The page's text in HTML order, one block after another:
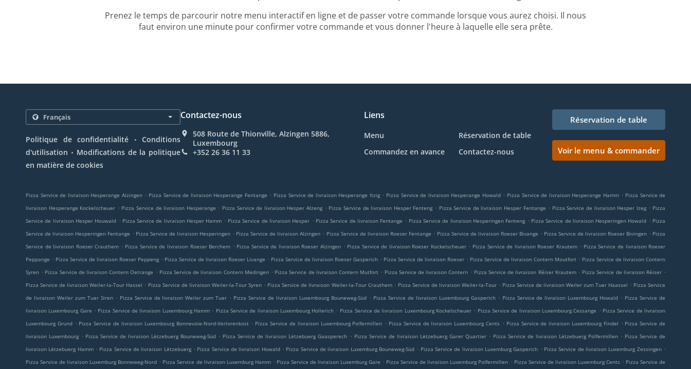
Prenez le temps de parcourir notre menu interactif en ligne et de passer votre commande lorsque vous aurez choisi. Il nous
faut environ une minute pour confirmer votre commande et vous donner l'heure à laquelle elle sera prête.
Politique de confidentialité . Conditions
d'utilisation . Modifications de la politique
en matière de cookies
Contactez-nous
508 Route de Thionville, Alzingen 5886,
Luxembourg
+352 26 36 11 33
Liens
Menu
Réservation de table
Commandez en avance
Contactez-nous
Réservation de table
Voir le menu & commander
Pizza Service de livraison Hesperange Alzingen . Pizza Service de livraison Hesperange Fentange . Pizza Service de livraison Hesperange Itzig . Pizza Service de livraison Hesperange Howald . Pizza Service de livraison Hesperange Hamm . Pizza Service de
livraison Hesperange Kockelscheuer . Pizza Service de livraison Hesperange . Pizza Service de livraison Hesper Alzeng . Pizza Service de livraison Hesper Fenteng . Pizza Service de livraison Hesper Fentange . Pizza Service de livraison Hesper Izeg . Pizza
Service de livraison Hesper Houwald . Pizza Service de livraison Hesper Hamm . Pizza Service de livraison Hesper . Pizza Service de livraison Fentange . Pizza Service de livraison Hesperingen Fenteng . Pizza Service de livraison Hesperingen Howald . Pizza
Service de livraison Hesperingen Fentange . Pizza Service de livraison Hesperingen . Pizza Service de livraison Alzingen . Pizza Service de livraison Roeser Fentange . Pizza Service de livraison Roeser Bivange . Pizza Service de livraison Roeser Bivingen . Pizza
Service de livraison Roeser Crauthem . Pizza Service de livraison Roeser Berchem . Pizza Service de livraison Roeser Alzingen . Pizza Service de livraison Roeser Kockelscheuer . Pizza Service de livraison Roeser Krautem . Pizza Service de livraison Roeser
Peppange . Pizza Service de livraison Roeser Peppeng . Pizza Service de livraison Roeser Livange . Pizza Service de livraison Roeser Gasperich . Pizza Service de livraison Roeser . Pizza Service de livraison Contern Moutfort . Pizza Service de livraison Contern
Syren . Pizza Service de livraison Contern Oetrange . Pizza Service de livraison Contern Medingen . Pizza Service de livraison Contern Mutfort . Pizza Service de livraison Contern . Pizza Service de livraison Réiser Krautem . Pizza Service de livraison Réiser .
Pizza Service de livraison Weiler-la-Tour Hassel . Pizza Service de livraison Weiler-la-Tour Syren . Pizza Service de livraison Weiler-la-Tour Crauthem . Pizza Service de livraison Weiler-la-Tour . Pizza Service de livraison Weiler zum Tuer Haassel . Pizza Service
de livraison Weiler zum Tuer Siren . Pizza Service de livraison Weiler zum Tuer . Pizza Service de livraison Luxembourg Bouneweg-Süd . Pizza Service de livraison Luxembourg Gasperich . Pizza Service de livraison Luxembourg Howald . Pizza Service de
livraison Luxembourg Gare . Pizza Service de livraison Luxembourg Hamm . Pizza Service de livraison Luxembourg Hollerich . Pizza Service de livraison Luxembourg Kockelscheuer . Pizza Service de livraison Luxembourg Cessange . Pizza Service de livraison
Luxembourg Grund . Pizza Service de livraison Luxembourg Bonnevoie-Nord-Verlorenkost . Pizza Service de livraison Luxembourg Polfermillen . Pizza Service de livraison Luxembourg Cents . Pizza Service de livraison Luxembourg Findel . Pizza Service de
livraison Luxembourg . Pizza Service de livraison Lëtzebuerg Bouneweg-Süd . Pizza Service de livraison Lëtzebuerg Gaasperech . Pizza Service de livraison Lëtzebuerg Garer Quartier . Pizza Service de livraison Lëtzebuerg Polfermillen . Pizza Service de
livraison Lëtzebuerg Hamm . Pizza Service de livraison Lëtzebuerg . Pizza Service de livraison Howald . Pizza Service de livraison Luxemburg Bouneweg-Süd . Pizza Service de livraison Luxemburg Gasperich . Pizza Service de livraison Luxemburg Zessingen .
Pizza Service de livraison Luxemburg Bonneweg-Nord . Pizza Service de livraison Luxemburg Hamm . Pizza Service de livraison Luxemburg Gare . Pizza Service de livraison Luxemburg Polfermillen . Pizza Service de livraison Luxemburg Cents . Pizza Service de